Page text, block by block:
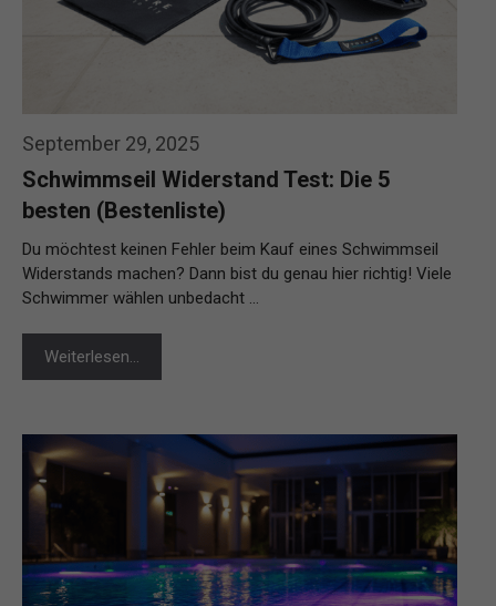
September 29, 2025
Schwimmseil Widerstand Test: Die 5
besten (Bestenliste)
Du möchtest keinen Fehler beim Kauf eines Schwimmseil
Widerstands machen? Dann bist du genau hier richtig! Viele
Schwimmer wählen unbedacht …
Weiterlesen…